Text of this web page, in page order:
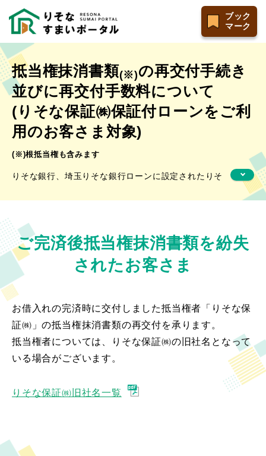
ブック
マーク
抵当権抹消書類(※)の再交付手続き
並びに再交付手数料について
(りそな保証㈱保証付ローンをご利
用のお客さま対象)
(※)根抵当権も含みます
りそな銀行、埼玉りそな銀行ローンに設定されたりそ
りそな銀行、埼玉りそな銀行ローン以外のお借入れを
ご利用のお客さまはりそな保証㈱事務部宛てに直接ご
連絡をお願いします。
なお、抵当権抹消手続きに要する書類一式がお手元に
あり、期限経過・汚損等で差替えをご希望のお客さま
はお取引店へご連絡をお願いします。
ご完済後抵当権抹消書類を紛失
されたお客さま
お借入れの完済時に交付しました抵当権者「りそな保
証㈱」の抵当権抹消書類の再交付を承ります。
抵当権者については、りそな保証㈱の旧社名となって
いる場合がございます。
りそな保証㈱旧社名一覧